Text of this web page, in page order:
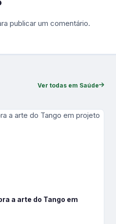
publicar um comentário.
Ver todas em Saúde
a arte do Tango em